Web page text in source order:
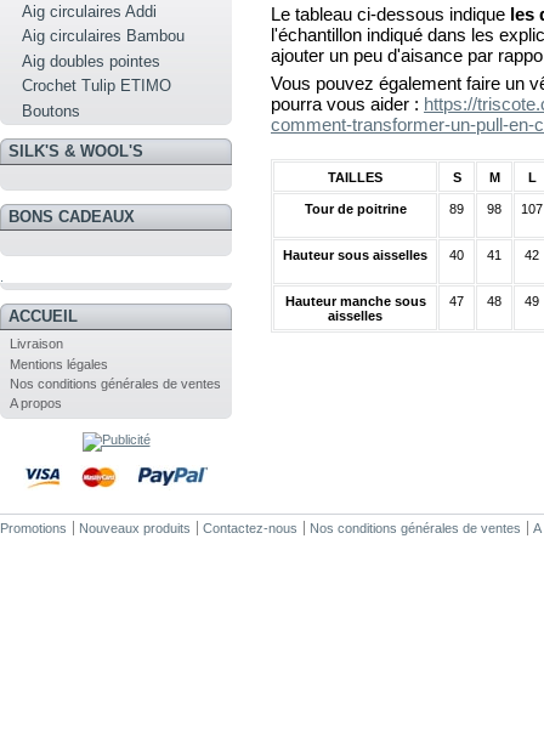
Aig circulaires Addi
Aig circulaires Bambou
Aig doubles pointes
Crochet Tulip ETIMO
Boutons
SILK'S & WOOL'S
BONS CADEAUX
ACCUEIL
Livraison
Mentions légales
Nos conditions générales de ventes
A propos
Le tableau ci-dessous indique les
l'échantillon indiqué dans les
ajouter un peu d'aisance par
Vous pouvez également faire un
pourra vous aider : https://
comment-transformer-un-pull-en-
TAILLES S M L
Tour de poitrine 89 98 107
Hauteur sous aisselles 40 41 42
Hauteur manche sous
aisselles
47 48 49
Promotions Nouveaux produits Contactez-nous Nos conditions générales de ventes A